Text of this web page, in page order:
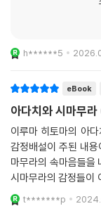
h******5
eBook
아다치와 시마무
이루마 히토마의 아
감정배설이 주된 내
마무라의 속마음들을
시마무라의 감정들이
게 책을 즐길 수 있었
t*******p